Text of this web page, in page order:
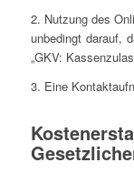
2. Nutzung des
unbedingt darauf,
„GKV:
3. Eine